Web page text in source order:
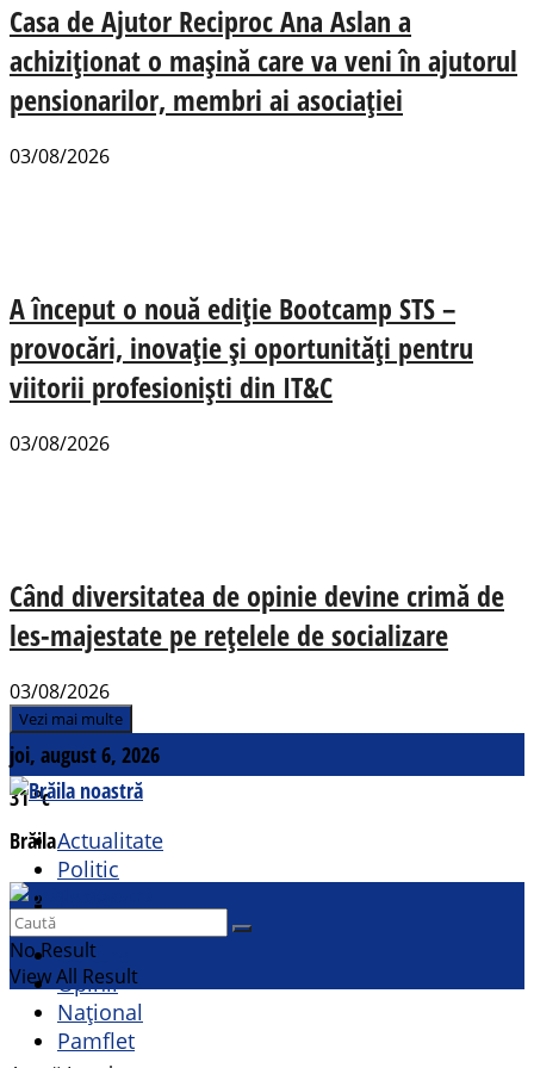
Casa de Ajutor Reciproc Ana Aslan a
achiziționat o mașină care va veni în ajutorul
pensionarilor, membri ai asociației
03/08/2026
A început o nouă ediție Bootcamp STS –
provocări, inovație și oportunități pentru
viitorii profesioniști din IT&C
03/08/2026
Când diversitatea de opinie devine crimă de
les-majestate pe rețelele de socializare
03/08/2026
Vezi mai multe
joi, august 6, 2026
31°c
Brăila
Contact
Actualitate
Politic
Cultural
Opinii
Național
Pamflet
No Result
View All Result